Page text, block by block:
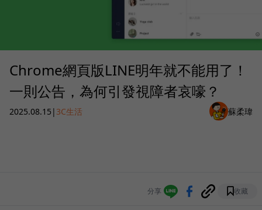
Chrome網頁版LINE明年就不能用了！
一則公告，為何引發視障者哀嚎？
2025.08.15 | 3C生活 蘇柔瑋
分享 收藏